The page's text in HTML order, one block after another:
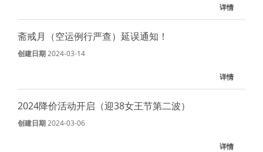
详情
斋戒月（空运例行严查）延误通知！
创建日期2024-03-14
详情
2024降价活动开启（迎38女王节第二波）
创建日期2024-03-06
详情